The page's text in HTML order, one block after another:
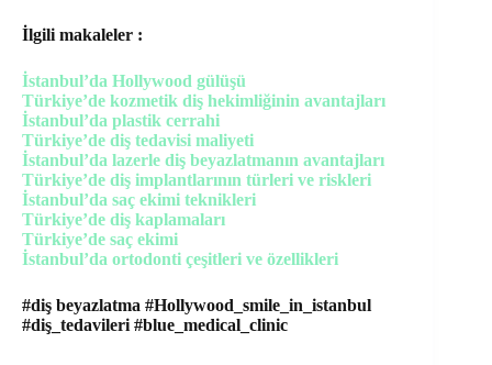
İlgili makaleler :
İstanbul’da Hollywood gülüşü
Türkiye’de kozmetik diş hekimliğinin avantajları
İstanbul’da plastik cerrahi
Türkiye’de diş tedavisi maliyeti
İstanbul’da lazerle diş beyazlatmanın avantajları
Türkiye’de diş implantlarının türleri ve riskleri
İstanbul’da saç ekimi teknikleri
Türkiye’de diş kaplamaları
Türkiye’de saç ekimi
İstanbul’da ortodonti çeşitleri ve özellikleri
#diş beyazlatma #Hollywood_smile_in_istanbul
#diş_tedavileri #blue_medical_clinic